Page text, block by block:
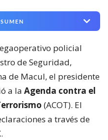
policial
de Seguridad,
de Macul, el presidente
a la Agenda contra el
(ACOT). El
a través de